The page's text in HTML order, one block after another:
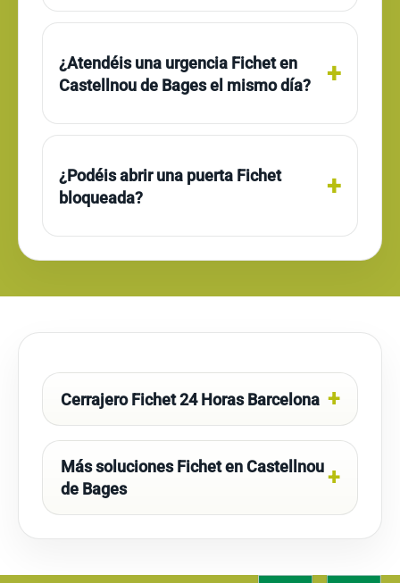
¿Atendéis una urgencia Fichet en
Castellnou de Bages el mismo día?
¿Podéis abrir una puerta Fichet
bloqueada?
Cerrajero Fichet 24 Horas Barcelona
Más soluciones Fichet en Castellnou
de Bages